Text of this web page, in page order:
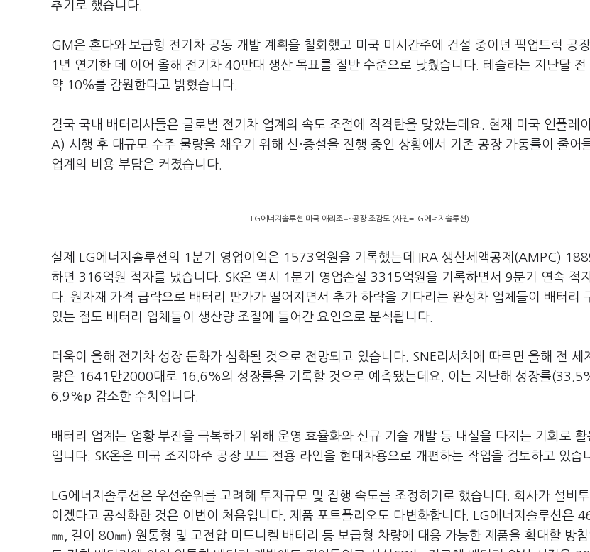
추기로 했습니다.
GM은 혼다와 보급형 전기차 공동 개발 계획을 철회했고 미국 미시간주에 건설 중이던 픽업트럭 공
1년 연기한 데 이어 올해 전기차 40만대 생산 목표를 절반 수준으로 낮췄습니다. 테슬라는 지난달 전
약 10％를 감원한다고 밝혔습니다.
결국 국내 배터리사들은 글로벌 전기차 업계의 속도 조절에 직격탄을 맞았는데요. 현재 미국 인플레
A) 시행 후 대규모 수주 물량을 채우기 위해 신·증설을 진행 중인 상황에서 기존 공장 가동률이 줄어
업계의 비용 부담은 커졌습니다.
LG에너지솔루션 미국 애리조나 공장 조감도.(사진=LG에너지솔루션)
실제 LG에너지솔루션의 1분기 영업이익은 1573억원을 기록했는데 IRA 생산세액공제(AMPC)
하면 316억원 적자를 냈습니다. SK온 역시 1분기 영업손실 3315억원을 기록하면서 9분기 연속 적
다. 원자재 가격 급락으로 배터리 판가가 떨어지면서 추가 하락을 기다리는 완성차 업체들이 배터리
있는 점도 배터리 업체들이 생산량 조절에 들어간 요인으로 분석됩니다.
더욱이 올해 전기차 성장 둔화가 심화될 것으로 전망되고 있습니다. SNE리서치에 따르면 올해 전 세
량은 1641만2000대로 16.6%의 성장률을 기록할 것으로 예측됐는데요. 이는 지난해 성장률
6.9%p 감소한 수치입니다.
배터리 업계는 업황 부진을 극복하기 위해 운영 효율화와 신규 기술 개발 등 내실을 다지는 기회로 활
입니다. SK온은 미국 조지아주 공장 포드 전용 라인을 현대차용으로 개편하는 작업을 검토하고 있습
LG에너지솔루션은 우선순위를 고려해 투자규모 및 집행 속도를 조정하기로 했습니다. 회사가 설비
이겠다고 공식화한 것은 이번이 처음입니다. 제품 포트폴리오도 다변화합니다. LG에너지솔루션은
㎜, 길이 80㎜) 원통형 및 고전압 미드니켈 배터리 등 보급형 차량에 대응 가능한 제품을 확대할 방